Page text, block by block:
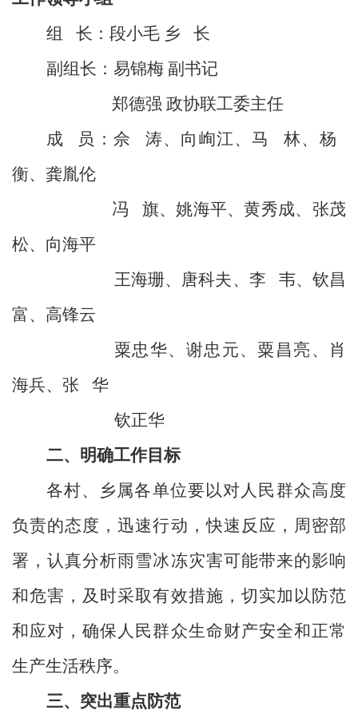
组
长：段小毛 乡
长
副组长：易锦梅 副书记
郑德强 政协联工委主任
成
员：佘 涛、向峋江、马
林、杨
衡、龚胤伦
冯
旗、姚海平、黄秀成、张茂
松、向海平
王海珊、唐科夫、李
韦、钦昌
富、高锋云
粟忠华、谢忠元、粟昌亮、肖
海兵、张
华
钦正华
二、明确工作目标
各村、乡属各单位要以对人民群众高度
负责的态度，迅速行动，快速反应，周密部
署，认真分析雨雪冰冻灾害可能带来的影响
和危害，及时采取有效措施，切实加以防范
和应对，确保人民群众生命财产安全和正常
生产生活秩序。
三、突出重点防范